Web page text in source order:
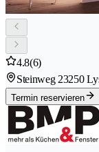
4.8(6)
Steinweg 23250
Termin reservieren